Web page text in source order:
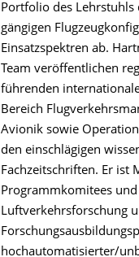
Portfolio des Lehrstuhls
gängigen
Einsatzspektren ab.
Team veröffentlichen
führenden
Bereich
Avionik sowie
den einschlägigen
Fachzeitschriften. Er ist
Programmkomitees
Luftverkehrsforschung
hochautomatisierter/